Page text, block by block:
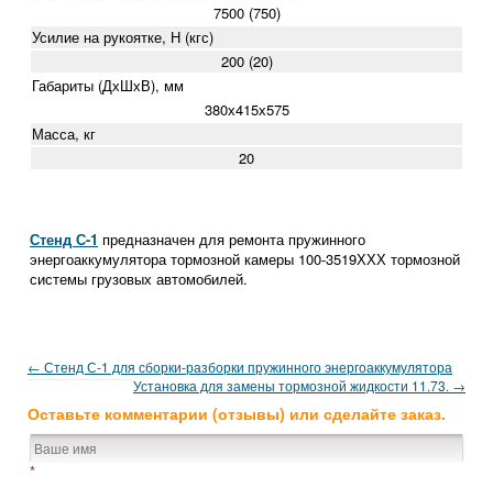
7500 (750)
Усилие на рукоятке, Н (кгс)
200 (20)
Габариты (ДхШхВ), мм
380х415х575
Масса, кг
20
Стенд С-1 предназначен для ремонта пружинного
энергоаккумулятора тормозной камеры 100-3519ХХХ тормозной
системы грузовых автомобилей.
← Стенд С-1 для сборки-разборки пружинного энергоаккумулятора
Установка для замены тормозной жидкости 11.73. →
Оставьте комментарии (отзывы) или сделайте заказ.
*